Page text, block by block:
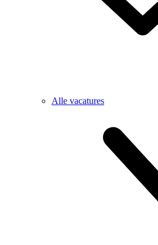
Alle vacatures